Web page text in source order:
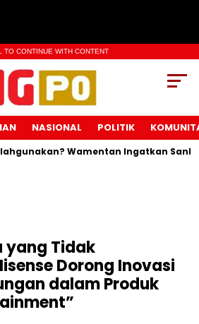
TO CONTINUE WITH CONTENT
NASIONAL POLITIK
Wamentan Ingatkan Sanksi
yang Tidak
Dorong Inovasi
dalam Produk